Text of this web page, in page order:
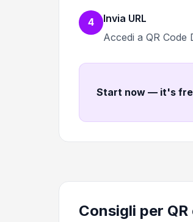
4
Invia URL
Accedi a QR
Start now — it's
Consigli per